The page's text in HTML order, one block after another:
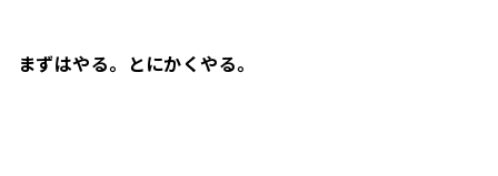
まずはやる。とにかくやる。